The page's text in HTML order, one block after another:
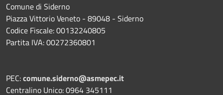
Comune di Siderno
Piazza Vittorio Veneto - 89048 - Siderno
Codice Fiscale: 00132240805
Partita IVA: 00272360801
PEC:comune.siderno@asmepec.it
Centralino Unico: 0964 345111